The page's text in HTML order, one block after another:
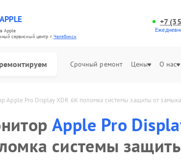
Apple
cервисный центр г.Челябинск
+7
Срочный ремонт Цены О нас
Apple Pro Display XDR 6K поломка системы защиты от
Apple Pro
системы